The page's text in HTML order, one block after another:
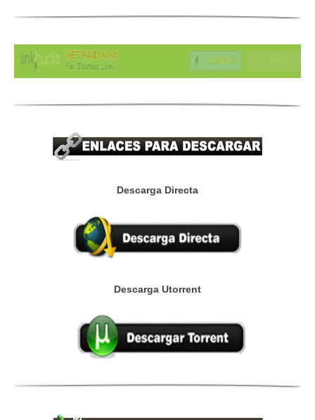
Descarga Directa
Descarga Utorrent